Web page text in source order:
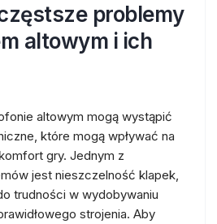
problemy
altowym i ich
altowym mogą wystąpić
które mogą wpływać na
gry. Jednym z
jest nieszczelność klapek,
trudności w wydobywaniu
strojenia. Aby